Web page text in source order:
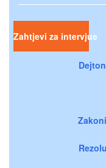
Zahtjevi za intervjue